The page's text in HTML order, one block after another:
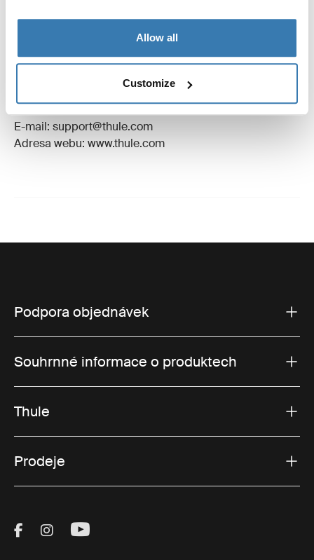
Allow all
Customize
Výrobní informace
Registrovaná ochranná známka: Thule Sweden AB
Název výrobce: Thule Sweden
Adresa výrobce: Borggatan 5, 335 73 Hillerstorp,
E-mail: support@thule.com
Adresa webu: www.thule.com
Podpora objednávek
Souhrnné informace o produktech
Thule
Prodeje
Visit Thule on Facebook (external link)
Visit Thule on Instagram (external link)
Visit Thule on Youtube (external